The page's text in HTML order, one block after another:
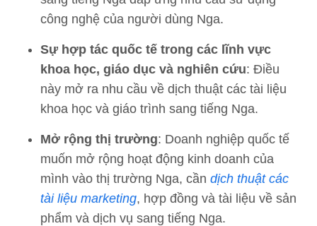
công nghệ của người dùng Nga.
Sự hợp tác quốc tế trong các lĩnh vực
khoa học, giáo dục và nghiên cứu: Điều
này mở ra nhu cầu về dịch thuật các tài liệu
khoa học và giáo trình sang tiếng Nga.
Mở rộng thị trường: Doanh nghiệp quốc tế
muốn mở rộng hoạt động kinh doanh của
mình vào thị trường Nga, cần dịch thuật các
tài liệu marketing, hợp đồng và tài liệu về sản
phẩm và dịch vụ sang tiếng Nga.